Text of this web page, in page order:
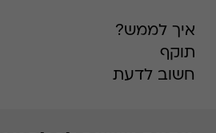
איך לממש?
תוקף
חשוב לדעת